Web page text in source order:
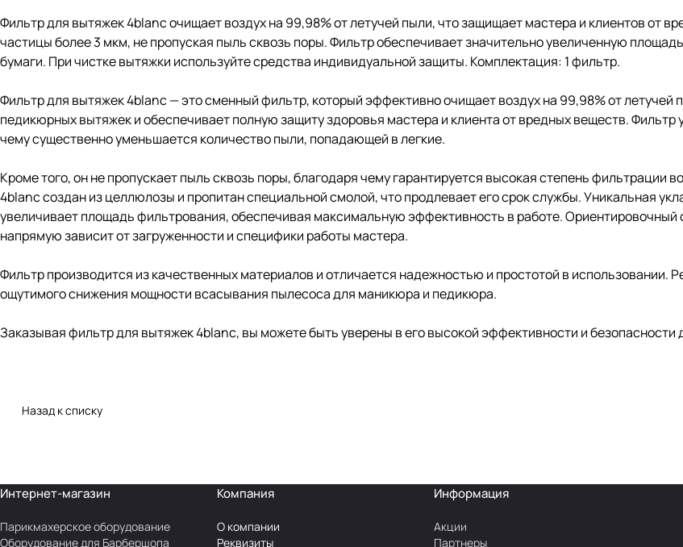
Фильтр для вытяжек 4blancочищает воздух на 99,98% от летучей пыли, что защищает мастера и клиентов от
частицы более 3 мкм, не пропуская пыль сквозь поры. Фильтр обеспечивает значительно увеличенную
бумаги. При чистке вытяжки используйте средства индивидуальной защиты. Комплектация: 1 фильтр.
Фильтр для вытяжек 4blanc— это сменный фильтр, который эффективно очищает воздух на 99,98% от
педикюрных вытяжек и обеспечивает полную защиту здоровья мастера и клиента от вредных веществ. Фильтр
чему существенно уменьшается количество пыли, попадающей в легкие.
Кроме того, он не пропускает пыль сквозь поры, благодаря чему гарантируется высокая степень фильтрации
4blancсоздан из целлюлозы и пропитан специальной смолой, что продлевает его срок службы. Уникальная
увеличивает площадь фильтрования, обеспечивая максимальную эффективность в работе. Ориентировочный
напрямую зависит от загруженности и специфики работы мастера.
Фильтр производится из качественных материалов и отличается надежностью и простотой в использовании.
ощутимого снижения мощности всасывания пылесоса для маникюра и педикюра.
Заказываяфильтр для вытяжек 4blanc, вы можете быть уверены в его высокой эффективности и безопасности
Назад к списку
Интернет-магазин
Парикмахерское оборудование
Оборудование для Барбершопа
Компания
О компании
Реквизиты
Информация
Акции
Партнеры